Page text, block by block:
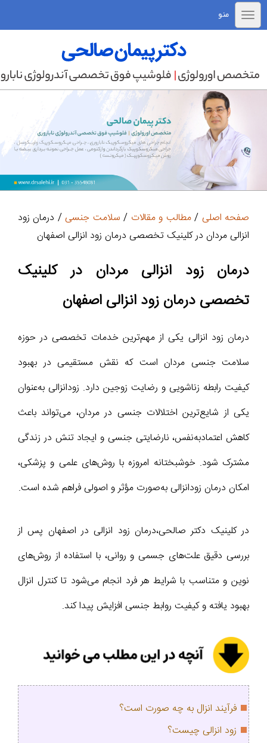
منو
صفحه اصلی /مطالب و مقالات / سلامت جنسی / درمان زود
انزالی مردان در کلینیک تخصصی درمان زود انزالی اصفهان
درمان زود انزالی مردان در کلینیک
تخصصی درمان زود انزالی اصفهان
درمان زود انزالی یکی از مهم‌ترین خدمات تخصصی در حوزه
سلامت جنسی مردان است که نقش مستقیمی در بهبود
کیفیت رابطه زناشویی و رضایت زوجین دارد. زودانزالی به‌عنوان
یکی از شایع‌ترین اختلالات جنسی در مردان، می‌تواند باعث
کاهش اعتمادبه‌نفس، نارضایتی جنسی و ایجاد تنش در زندگی
مشترک شود. خوشبختانه امروزه با روش‌های علمی و پزشکی،
امکان درمان زودانزالی به‌صورت مؤثر و اصولی فراهم شده است.
در کلینیک دکتر صالحی،درمان زود انزالی در اصفهان پس از
بررسی دقیق علت‌های جسمی و روانی، با استفاده از روش‌های
نوین و متناسب با شرایط هر فرد انجام می‌شود تا کنترل انزال
بهبود یافته و کیفیت روابط جنسی افزایش پیدا کند.
فرآیند انزال به چه صورت است؟
زود انزالی چیست؟